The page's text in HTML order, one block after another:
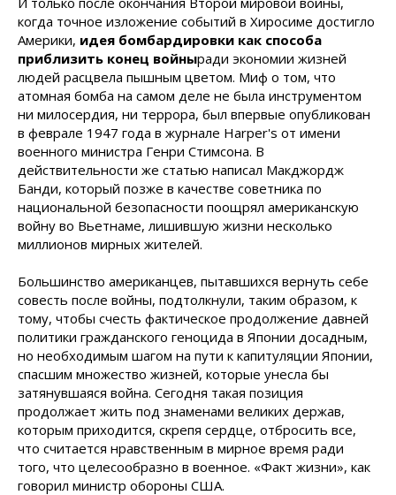
когда точное изложение событий в Хиросиме достигло
Америки, идея бомбардировки как способа
приблизить конец войныради экономии жизней
людей расцвела пышным цветом. Миф о том, что
атомная бомба на самом деле не была инструментом
ни милосердия, ни террора, был впервые опубликован
в феврале 1947 года в журнале Harper's от имени
военного министра Генри Стимсона. В
действительности же статью написал Макджордж
Банди, который позже в качестве советника по
национальной безопасности поощрял американскую
войну во Вьетнаме, лишившую жизни несколько
миллионов мирных жителей.
Большинство американцев, пытавшихся вернуть себе
совесть после войны, подтолкнули, таким образом, к
тому, чтобы счесть фактическое продолжение давней
политики гражданского геноцида в Японии досадным,
но необходимым шагом на пути к капитуляции Японии,
спасшим множество жизней, которые унесла бы
затянувшаяся война. Сегодня такая позиция
продолжает жить под знаменами великих держав,
которым приходится, скрепя сердце, отбросить все,
что считается нравственным в мирное время ради
того, что целесообразно в военное. «Факт жизни», как
говорил министр обороны США.